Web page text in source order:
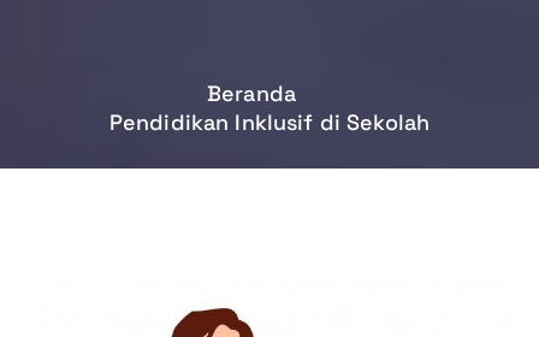
Beranda
Pendidikan Inklusif di Sekolah